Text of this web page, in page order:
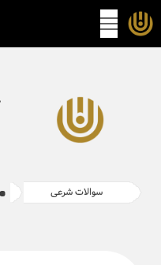
پرش
سوالات شرعی